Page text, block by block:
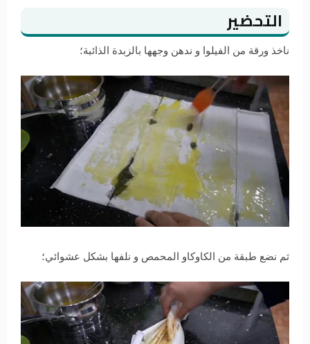
التحضير
ناخذ ورقة من الفيلوا و ندهن وجهها بالزبدة الذائبة؛
ثم نضع طبقة من الكاوكاو المحمص و نلفها بشكل عشوائي؛